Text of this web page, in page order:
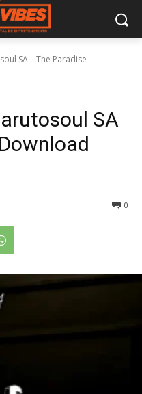
SA – The Paradise
SA
0